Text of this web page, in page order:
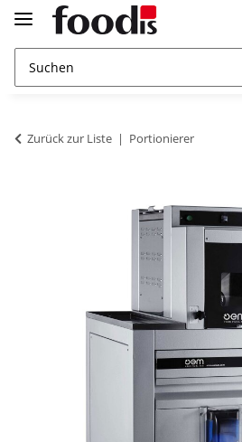
Zurück zur Liste Portionierer